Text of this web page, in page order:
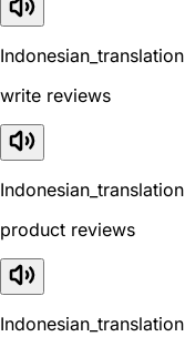
Indonesian_translation
write reviews
Indonesian_translation
product reviews
Indonesian_translation